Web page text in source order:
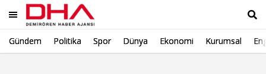
Gündem Politika Spor Dünya Ekonomi Kurumsal